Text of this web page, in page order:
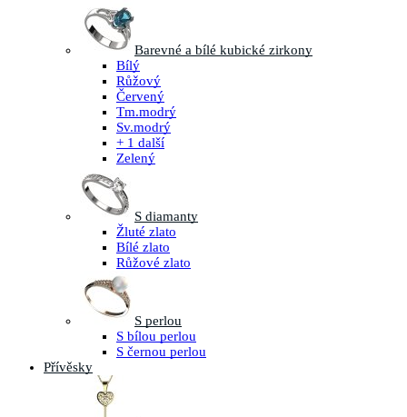
Barevné a bílé kubické zirkony
Bílý
Růžový
Červený
Tm.modrý
Sv.modrý
+ 1 další
Zelený
S diamanty
Žluté zlato
Bílé zlato
Růžové zlato
S perlou
S bílou perlou
S černou perlou
Přívěsky